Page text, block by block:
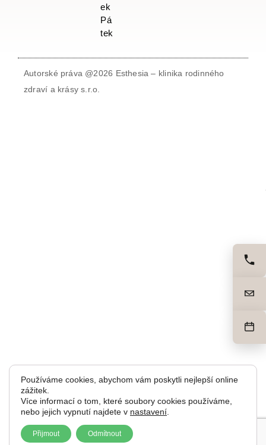
ek
Pá
tek
Autorské práva @2026 Esthesia – klinika rodinného
zdraví a krásy s.r.o.
Používáme cookies, abychom vám poskytli nejlepší online
zážitek.
Více informací o tom, které soubory cookies používáme,
nebo jejich vypnutí najdete v nastavení
Přijmout Odmítnout